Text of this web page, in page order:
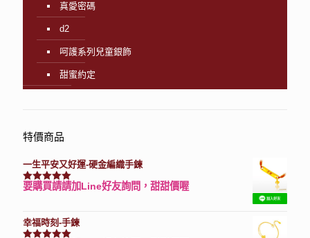
真愛密碼
d2
呵護系列兒童銀飾
甜蜜約定
特價商品
一生平安又好運-硬金編織手鍊
評分7740滿分 5
要購買請請加Line好友詢問，甜甜價喔
幸福時刻-手鍊